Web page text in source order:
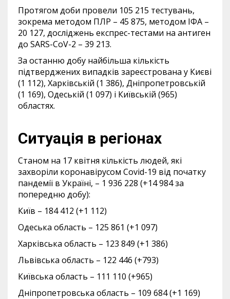
Протягом доби провели 105 215 тестувань,
зокрема методом ПЛР – 45 875, методом ІФА –
20 127, досліджень експрес-тестами на антиген
до SARS-CoV-2 – 39 213.
За останню добу найбільша кількість
підтверджених випадків зареєстрована у Києві
(1 112), Харківській (1 386), Дніпропетровській
(1 169), Одеській (1 097) і Київській (965)
областях.
Ситуація в регіонах
Станом на 17 квітня кількість людей, які
захворіли коронавірусом Covid-19 від початку
пандемії в Україні, – 1 936 228 (+14 984 за
попередню добу):
Київ – 184 412 (+1 112)
Одеська область – 125 861 (+1 097)
Харківська область – 123 849 (+1 386)
Львівська область – 122 446 (+793)
Київська область – 111 110 (+965)
Дніпропетровська область – 109 684 (+1 169)